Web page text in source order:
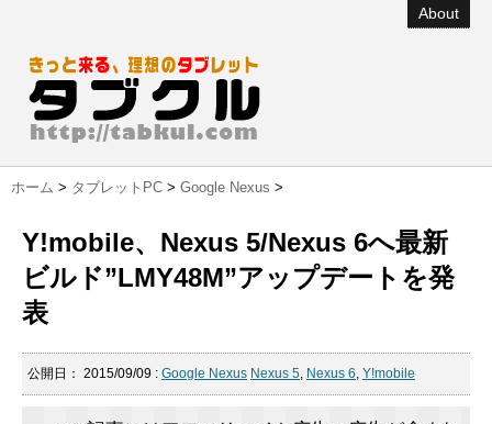
About
ホーム > タブレットPC > Google Nexus >
Y!mobile、Nexus 5/Nexus 6へ最新
ビルド”LMY48M”アップデートを発
表
公開日： 2015/09/09 : Google Nexus Nexus 5, Nexus 6, Y!mobile